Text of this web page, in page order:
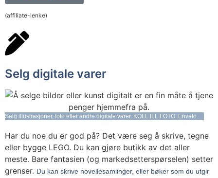
(affiliate-lenke)
Selg digitale varer
Selg illustrasjoner, foto eller andre digitale varer. KOLL.ILL.FOTO: Envato
Har du noe du er god på? Det være seg å skrive, tegne
eller bygge LEGO. Du kan gjøre butikk av det aller
meste. Bare fantasien (og markedsetterspørselen) setter
grenser. Du kan skrive novellesamlinger, eller bøker som du utgir